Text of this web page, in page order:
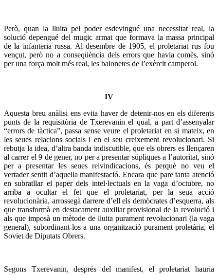
Però, quan la lluita pel poder esdevingué una necessitat real, la
solució depengué del mugic armat que formava la massa principal
de la infanteria russa. Al desembre de 1905, el proletariat rus fou
vençut, però no a conseqüència dels errors que havia comès, sinó
per una força molt més real, les baionetes de l’exèrcit camperol.
IV
Aquesta breu anàlisi ens evita haver de detenir-nos en els diferents
punts de la requisitòria de Txerevanin el qual, a part d’assenyalar
“errors de tàctica”, passa sense veure el proletariat en si mateix, en
les seues relacions socials i en el seu creixement revolucionari. Si
rebutja la idea, d’altra banda indiscutible, que els obrers es llençaren
al carrer el 9 de gener, no per a presentar súpliques a l’autoritat, sinó
per a presentar les seues reivindicacions, és perquè no veu el
vertader sentit d’aquella manifestació. Encara que pare tanta atenció
en subratllar el paper dels intel·lectuals en la vaga d’octubre, no
arriba a ocultar el fet que el proletariat, per la seua acció
revolucionària, arrossegà darrere d’ell els demòcrates d’esquerra, als
que transformà en destacament auxiliar provisional de la revolució i
als que imposà un mètode de lluita purament revolucionari (la vaga
general), subordinant-los a una organització purament proletària, el
Soviet de Diputats Obrers.
Segons Txerevanin, després del manifest, el proletariat hauria